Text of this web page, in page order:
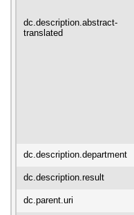
dc.description.abstract-
translated
dc.description.department
dc.description.result
dc.parent.uri